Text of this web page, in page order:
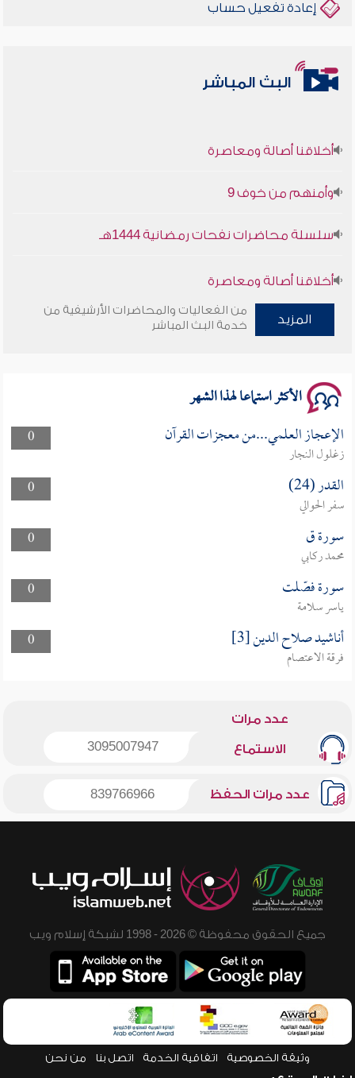
إعادة تفعيل حساب
البث المباشر
أخلاقنا أصالة ومعاصرة
وأمنهم من خوف 9
سلسلة محاضرات نفحات رمضانية 1444هـ
أخلاقنا أصالة ومعاصرة
وأمنهم من خوف 9
المزيد
من الفعاليات والمحاضرات الأرشيفية من
خدمة البث المباشر
الأكثر استماعا لهذا الشهر
0 الإعجاز العلمي...من معجزات القرآن
زغلول النجار
0
القدر (24)
سفر الحوالي
0
سورة ق
محمد ركابي
0
سورة فصّلت
ياسر سلامة
0
أناشيد صلاح الدين [3]
فرقة الاعتصام
عدد مرات
الاستماع 3095007947
عدد مرات الحفظ 839766966
جميع الحقوق محفوظة © 2026 - 1998 لشبكة إسلام ويب
وثيقة الخصوصية اتفاقية الخدمة اتصل بنا من نحن